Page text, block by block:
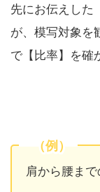
先にお伝えした
が、模写対象を
で【比率】を確
（例）
肩から腰ま